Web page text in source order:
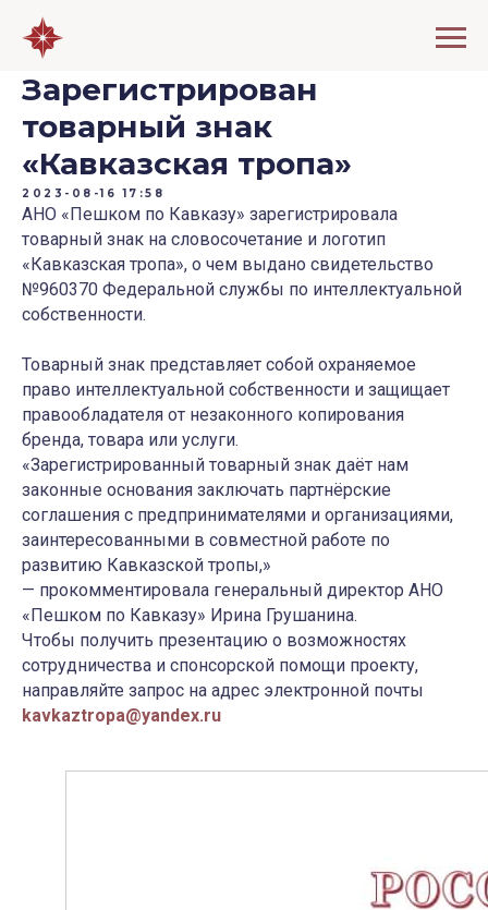
Зарегистрирован
товарный знак
«Кавказская тропа»
2023-08-16 17:58
АНО «Пешком по Кавказу» зарегистрировала
товарный знак на словосочетание и логотип
«Кавказская тропа», о чем выдано свидетельство
№960370 Федеральной службы по интеллектуальной
собственности.
Товарный знак представляет собой охраняемое
право интеллектуальной собственности и защищает
правообладателя от незаконного копирования
бренда, товара или услуги.
«Зарегистрированный товарный знак даёт нам
законные основания заключать партнёрские
соглашения с предпринимателями и организациями,
заинтересованными в совместной работе по
развитию Кавказской тропы,»
— прокомментировала генеральный директор АНО
«Пешком по Кавказу» Ирина Грушанина.
Чтобы получить презентацию о возможностях
сотрудничества и спонсорской помощи проекту,
направляйте запрос на адрес электронной почты
kavkaztropa@yandex.ru